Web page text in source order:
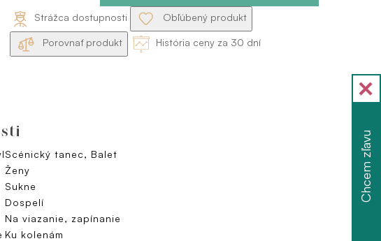
Strážca dostupnosti Obľúbený produkt
Porovnať produkt História ceny za 30 dní
Scénický tanec, Balet
Ženy
Sukne
Dospelí
Na viazanie, zapínanie
Ku kolenám
Chcem zľavu